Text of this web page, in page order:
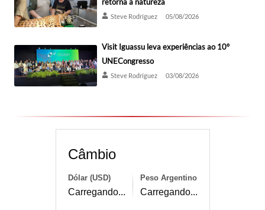
retorna à natureza
Steve Rodríguez 05/08/2026
Visit Iguassu leva experiências ao 10º
UNECongresso
Steve Rodríguez 03/08/2026
Câmbio
Dólar (USD)
Carregando...
Peso Argentino
Carregando...